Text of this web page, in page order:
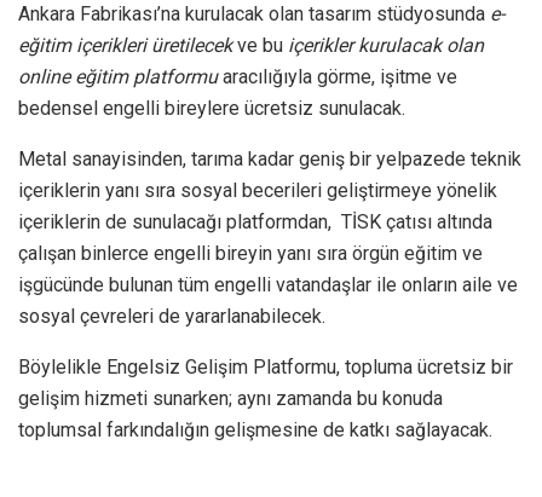
Ankara Fabrikası’na kurulacak olan tasarım stüdyosunda e-
eğitim içerikleri üretilecekve bu içerikler kurulacak olan
online eğitim platformuaracılığıyla görme, işitme ve
bedensel engelli bireylere ücretsiz sunulacak.
Metal sanayisinden, tarıma kadar geniş bir yelpazede teknik
içeriklerin yanı sıra sosyal becerileri geliştirmeye yönelik
içeriklerin de sunulacağı platformdan, TİSK çatısı altında
çalışan binlerce engelli bireyin yanı sıra örgün eğitim ve
işgücünde bulunan tüm engelli vatandaşlar ile onların aile ve
sosyal çevreleri de yararlanabilecek.
Böylelikle Engelsiz Gelişim Platformu, topluma ücretsiz bir
gelişim hizmeti sunarken; aynı zamanda bu konuda
toplumsal farkındalığın gelişmesine de katkı sağlayacak.